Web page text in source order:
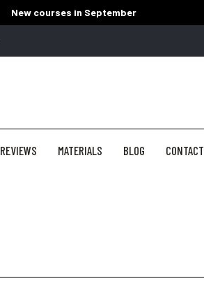
New courses in September
REVIEWS MATERIALS BLOG CONTACT